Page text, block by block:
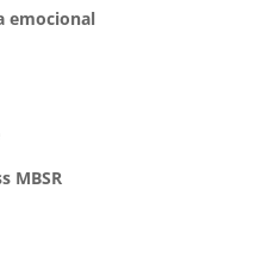
emocional
MBSR